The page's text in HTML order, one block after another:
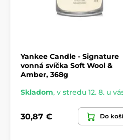
Yankee Candle - Signature
vonná svíčka Soft Wool &
Amber, 368g
Skladom, v stredu 12. 8. u
30,87 € Do